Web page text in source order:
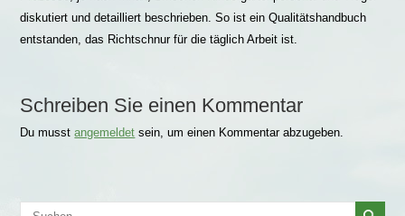
diskutiert und detailliert beschrieben. So ist ein Qualitätshandbuch
entstanden, das Richtschnur für die täglich Arbeit ist.
Schreiben Sie einen Kommentar
Du musstangemeldet sein, um einen Kommentar abzugeben.